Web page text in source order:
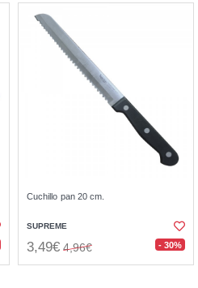
Cuchillo pan 20 cm.
SUPREME
3,49€ 4,96€ - 30%